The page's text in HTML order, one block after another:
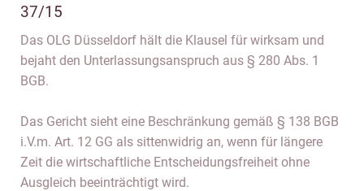
37/15
Das OLG Düsseldorf hält die Klausel für wirksam und
bejaht den Unterlassungsanspruch aus § 280 Abs. 1
BGB.
Das Gericht sieht eine Beschränkung gemäß § 138 BGB
i.V.m. Art. 12 GG als sittenwidrig an, wenn für längere
Zeit die wirtschaftliche Entscheidungsfreiheit ohne
Ausgleich beeinträchtigt wird.